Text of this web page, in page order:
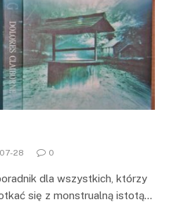
28 0
dla wszystkich, którzy
się z monstrualną istotą…